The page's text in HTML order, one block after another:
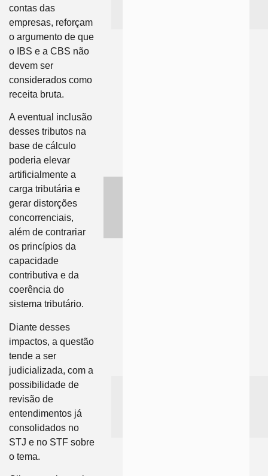
contas das
empresas, reforçam
o argumento de que
o IBS e a CBS não
devem ser
considerados como
receita bruta.
A eventual inclusão
desses tributos na
base de cálculo
poderia elevar
artificialmente a
carga tributária e
gerar distorções
concorrenciais,
além de contrariar
os princípios da
capacidade
contributiva e da
coerência do
sistema tributário.
Diante desses
impactos, a questão
tende a ser
judicializada, com a
possibilidade de
revisão de
entendimentos já
consolidados no
STJ e no STF sobre
o tema.